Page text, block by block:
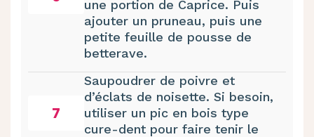
une portion de Caprice. Puis
ajouter un pruneau, puis une
petite feuille de pousse de
betterave.
7
Saupoudrer de poivre et
d’éclats de noisette. Si besoin,
utiliser un pic en bois type
cure-dent pour faire tenir le